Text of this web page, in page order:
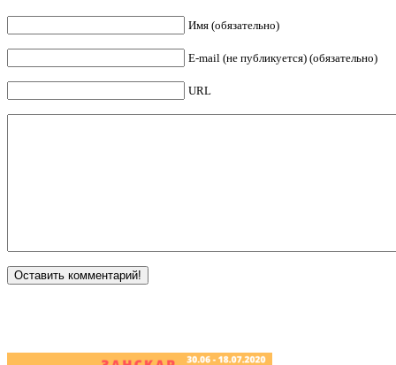
Имя (обязательно)
E-mail (не публикуется) (обязательно)
URL